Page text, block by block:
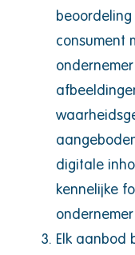
consument
digitale
kennelijke
Elk aanbod